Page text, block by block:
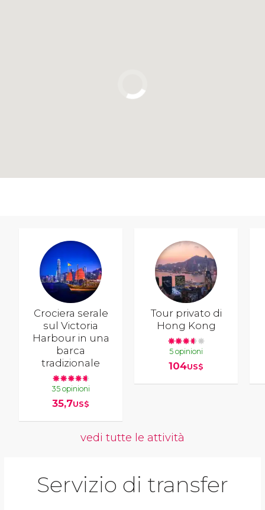
Crociera serale
sul Victoria
Harbour in una
barca
tradizionale
35 opinioni
35,7US$
Tour privato di
Hong Kong
5 opinioni
104US$
vedi tutte le attività
Servizio di transfer